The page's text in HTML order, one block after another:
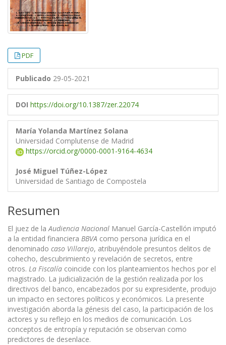
PDF
Publicado 29-05-2021
DOI https://doi.org/10.1387/zer.22074
María Yolanda Martínez Solana
Universidad Complutense de Madrid
https://orcid.org/0000-0001-9164-4634
José Miguel Túñez-López
Universidad de Santiago de Compostela
Resumen
El juez de laAudiencia Nacional Manuel García-Castellón imputó
a la entidad financiera BBVA como persona jurídica en el
denominado caso Villarejo, atribuyéndole presuntos delitos de
cohecho, descubrimiento y revelación de secretos, entre
otros. La Fiscalía coincide con los planteamientos hechos por el
magistrado. La judicialización de la gestión realizada por los
directivos del banco, encabezados por su expresidente, produjo
un impacto en sectores políticos y económicos. La presente
investigación aborda la génesis del caso, la participación de los
actores y su reflejo en los medios de comunicación. Los
conceptos de entropía y reputación se observan como
predictores de desenlace.